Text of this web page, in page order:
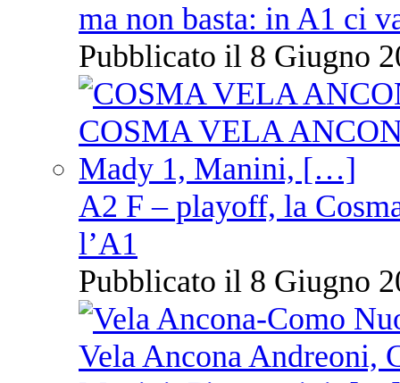
ma non basta: in A1 ci
Pubblicato il 8 Giugno
A2 F – playoff, la
l’A1
Pubblicato il 8 Giugno